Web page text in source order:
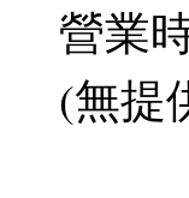
營業
(無提